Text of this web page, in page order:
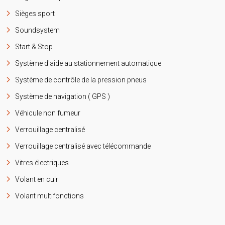
Sièges sport
Soundsystem
Start & Stop
Système d'aide au stationnement automatique
Système de contrôle de la pression pneus
Système de navigation ( GPS )
Véhicule non fumeur
Verrouillage centralisé
Verrouillage centralisé avec télécommande
Vitres électriques
Volant en cuir
Volant multifonctions